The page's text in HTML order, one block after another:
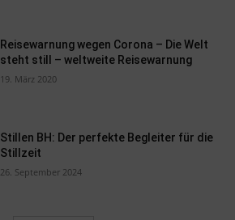
Reisewarnung wegen Corona – Die Welt
steht still – weltweite Reisewarnung
19. März 2020
Stillen BH: Der perfekte Begleiter für die
Stillzeit
26. September 2024